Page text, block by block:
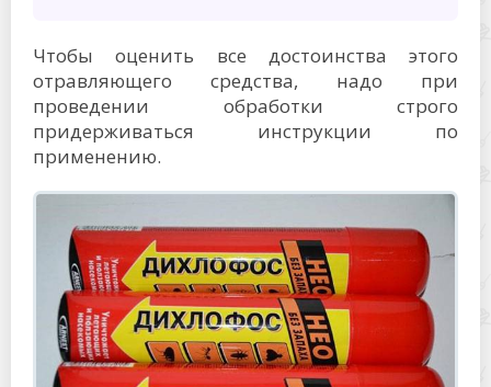
Чтобы оценить все достоинства этого
отравляющего средства, надо при
проведении обработки строго
придерживаться инструкции по
применению.